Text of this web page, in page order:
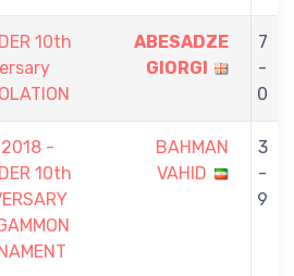
10th
ABESADZE
GIORGI
7
-
0
-
10th
BAHMAN
VAHID
3
-
9